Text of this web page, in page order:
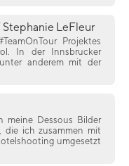
Stephanie LeFleur
Projektes
In der Innsbrucker
anderem mit der
meine Dessous Bilder
die ich zusammen mit
umgesetzt